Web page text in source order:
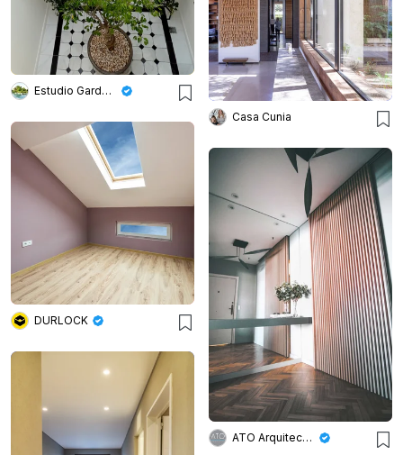
Estudio Gardenia
Casa Cunia
DURLOCK
ATO Arquitectos